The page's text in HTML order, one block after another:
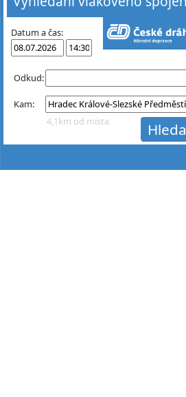
Datum a čas:
Odkud:
Kam:
4,1km od místa